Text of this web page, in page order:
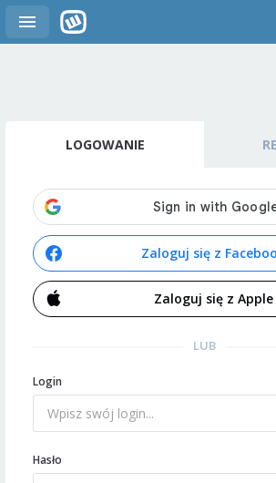
LOGOWANIE
Zaloguj się z
Zaloguj się z Apple
LUB
Login
Hasło